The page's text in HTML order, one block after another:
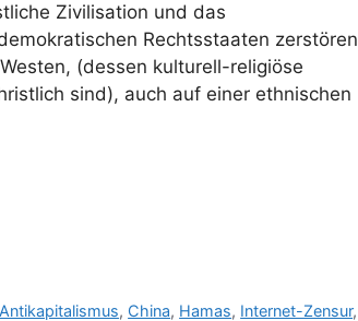
Zivilisation und das
Rechtsstaaten zerstören
(dessen kulturell-religiöse
sind), auch auf einer ethnischen
Antikapitalismus, China, Hamas, Internet-Zensur,